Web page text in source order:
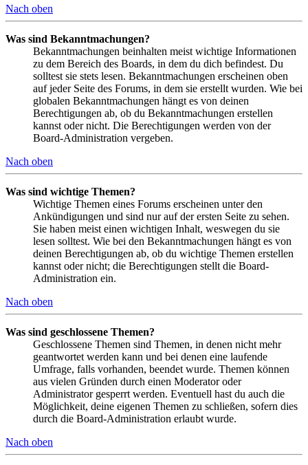
Nach oben
Was sind Bekanntmachungen?
Bekanntmachungen beinhalten meist wichtige Informationen
zu dem Bereich des Boards, in dem du dich befindest. Du
solltest sie stets lesen. Bekanntmachungen erscheinen oben
auf jeder Seite des Forums, in dem sie erstellt wurden. Wie bei
globalen Bekanntmachungen hängt es von deinen
Berechtigungen ab, ob du Bekanntmachungen erstellen
kannst oder nicht. Die Berechtigungen werden von der
Board-Administration vergeben.
Nach oben
Was sind wichtige Themen?
Wichtige Themen eines Forums erscheinen unter den
Ankündigungen und sind nur auf der ersten Seite zu sehen.
Sie haben meist einen wichtigen Inhalt, weswegen du sie
lesen solltest. Wie bei den Bekanntmachungen hängt es von
deinen Berechtigungen ab, ob du wichtige Themen erstellen
kannst oder nicht; die Berechtigungen stellt die Board-
Administration ein.
Nach oben
Was sind geschlossene Themen?
Geschlossene Themen sind Themen, in denen nicht mehr
geantwortet werden kann und bei denen eine laufende
Umfrage, falls vorhanden, beendet wurde. Themen können
aus vielen Gründen durch einen Moderator oder
Administrator gesperrt werden. Eventuell hast du auch die
Möglichkeit, deine eigenen Themen zu schließen, sofern dies
durch die Board-Administration erlaubt wurde.
Nach oben